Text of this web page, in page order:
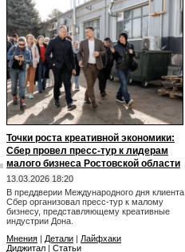
Точки роста креативной экономики:
Сбер провел пресс-тур к лидерам
малого бизнеса Ростовской области
13.03.2026 18:20
В преддверии Международного дня клиента
Сбер организовал пресс-тур к малому
бизнесу, представляющему креативные
индустрии Дона.
Мнения | Детали | Лайфхаки
Диджитал | Статьи